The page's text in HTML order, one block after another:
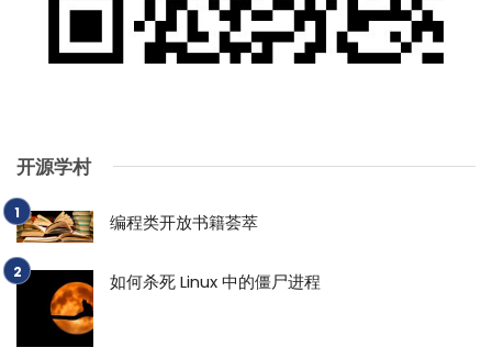
开源学村
编程类开放书籍荟萃
如何杀死 Linux 中的僵尸进程